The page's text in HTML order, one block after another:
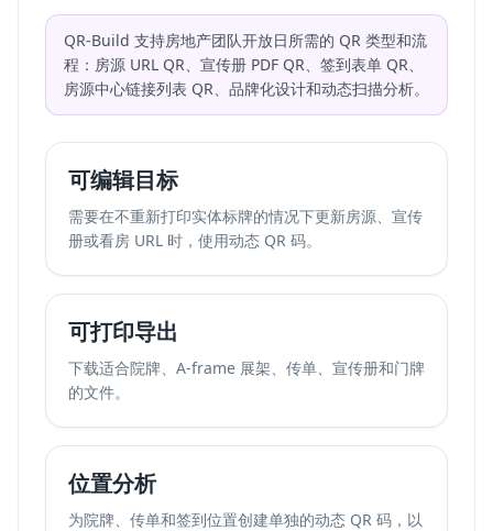
QR-Build 支持房地产团队开放日所需的 QR 类型和流
程：房源 URL QR、宣传册 PDF QR、签到表单 QR、
房源中心链接列表 QR、品牌化设计和动态扫描分析。
可编辑目标
需要在不重新打印实体标牌的情况下更新房源、宣传
册或看房 URL 时，使用动态 QR 码。
可打印导出
下载适合院牌、A-frame 展架、传单、宣传册和门牌
的文件。
位置分析
为院牌、传单和签到位置创建单独的动态 QR 码，以